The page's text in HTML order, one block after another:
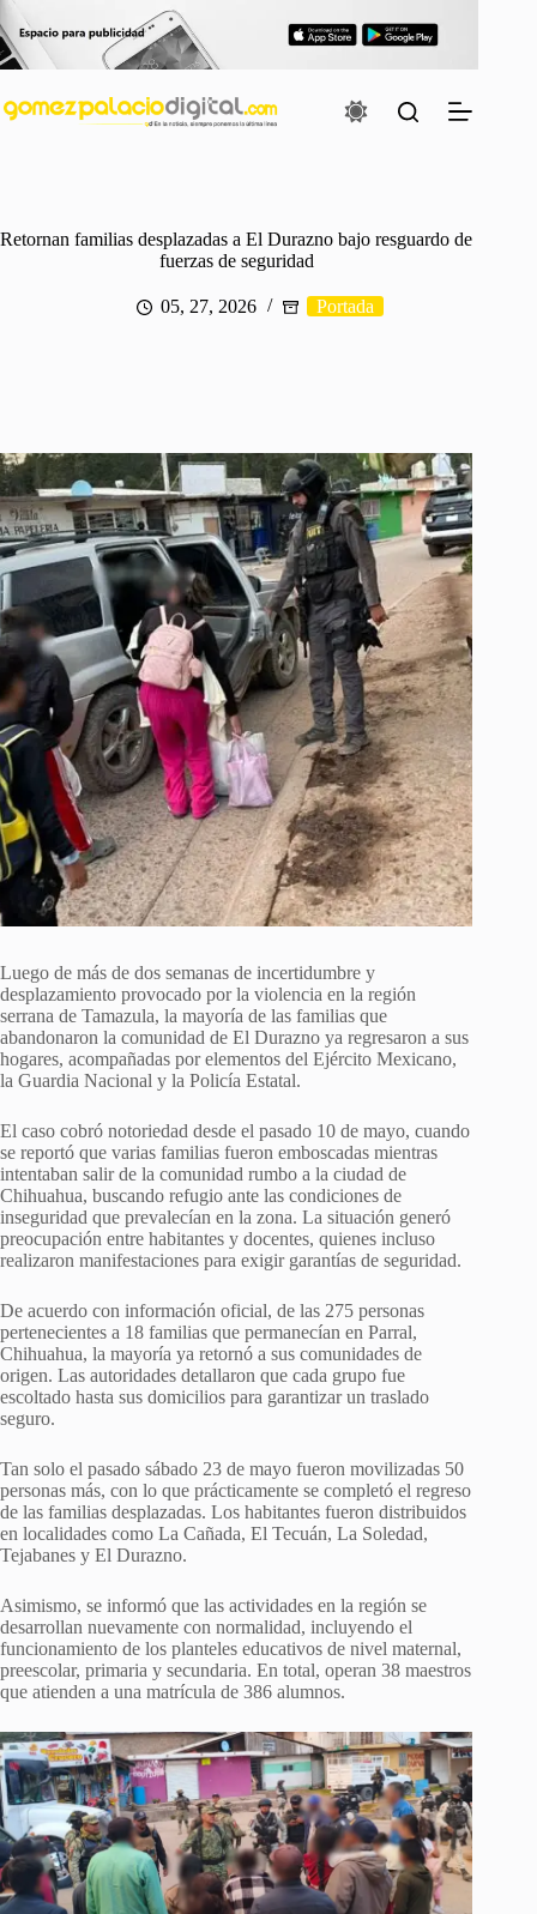
al
contenido
Retornan familias desplazadas a El Durazno bajo resguardo de
fuerzas de seguridad
05, 27, 2026 Portada
Luego de más de dos semanas de incertidumbre y
desplazamiento provocado por la violencia en la región
serrana de Tamazula, la mayoría de las familias que
abandonaron la comunidad de El Durazno ya regresaron a sus
hogares, acompañadas por elementos del Ejército Mexicano,
la Guardia Nacional y la Policía Estatal.
El caso cobró notoriedad desde el pasado 10 de mayo, cuando
se reportó que varias familias fueron emboscadas mientras
intentaban salir de la comunidad rumbo a la ciudad de
Chihuahua, buscando refugio ante las condiciones de
inseguridad que prevalecían en la zona. La situación generó
preocupación entre habitantes y docentes, quienes incluso
realizaron manifestaciones para exigir garantías de seguridad.
De acuerdo con información oficial, de las 275 personas
pertenecientes a 18 familias que permanecían en Parral,
Chihuahua, la mayoría ya retornó a sus comunidades de
origen. Las autoridades detallaron que cada grupo fue
escoltado hasta sus domicilios para garantizar un traslado
seguro.
Tan solo el pasado sábado 23 de mayo fueron movilizadas 50
personas más, con lo que prácticamente se completó el regreso
de las familias desplazadas. Los habitantes fueron distribuidos
en localidades como La Cañada, El Tecuán, La Soledad,
Tejabanes y El Durazno.
Asimismo, se informó que las actividades en la región se
desarrollan nuevamente con normalidad, incluyendo el
funcionamiento de los planteles educativos de nivel maternal,
preescolar, primaria y secundaria. En total, operan 38 maestros
que atienden a una matrícula de 386 alumnos.